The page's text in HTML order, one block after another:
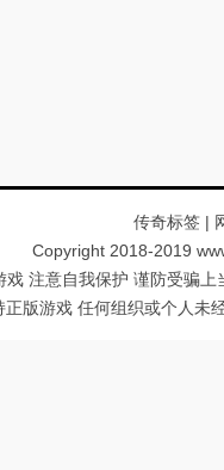
传奇标签 |
Copyright 2018-2019
戏 注意自我保护 谨防受骗
正版游戏 任何组织或个人未